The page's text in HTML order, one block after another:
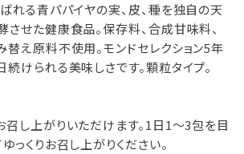
れる青パパイヤの実、皮、種を独自の天
せた健康食品。保存料、合成甘味料、
え原料不使用。モンドセレクション5年
けられる美味しさです。顆粒タイプ。
召し上がりいただけます。1日1～3包を目
っくりお召し上がりください。